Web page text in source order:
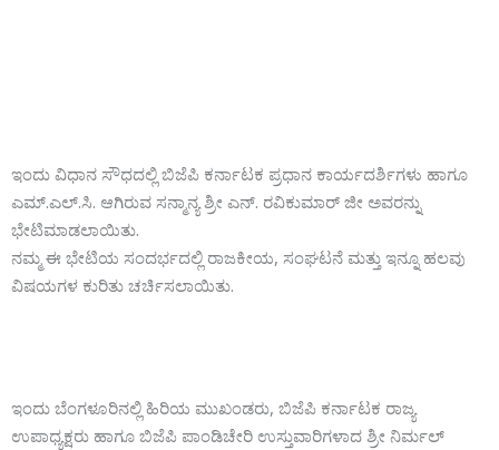
ಇಂದು ವಿಧಾನ ಸೌಧದಲ್ಲಿ ಬಿಜೆಪಿ ಕರ್ನಾಟಕ ಪ್ರಧಾನ ಕಾರ್ಯದರ್ಶಿಗಳು ಹಾಗೂ
ಎಮ್.ಎಲ್.ಸಿ. ಆಗಿರುವ ಸನ್ಮಾನ್ಯ ಶ್ರೀ ಎನ್. ರವಿಕುಮಾರ್ ಜೀ ಅವರನ್ನು
ಭೇಟಿಮಾಡಲಾಯಿತು.
ನಮ್ಮ ಈ ಭೇಟಿಯ ಸಂದರ್ಭದಲ್ಲಿ ರಾಜಕೀಯ, ಸಂಘಟನೆ ಮತ್ತು ಇನ್ನೂ ಹಲವು
ವಿಷಯಗಳ ಕುರಿತು ಚರ್ಚಿಸಲಾಯಿತು.
ಇಂದು ಬೆಂಗಳೂರಿನಲ್ಲಿ ಹಿರಿಯ ಮುಖಂಡರು, ಬಿಜೆಪಿ ಕರ್ನಾಟಕ ರಾಜ್ಯ
ಉಪಾಧ್ಯಕ್ಷರು ಹಾಗೂ ಬಿಜೆಪಿ ಪಾಂಡಿಚೇರಿ ಉಸ್ತುವಾರಿಗಳಾದ ಶ್ರೀ ನಿರ್ಮಲ್